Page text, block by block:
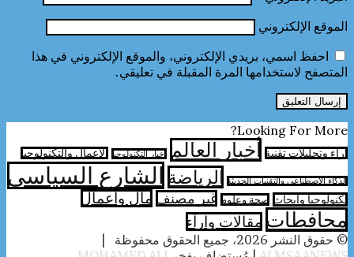
الموقع الإلكتروني
احفظ اسمي، بريدي الإلكتروني، والموقع الإلكتروني في هذا
المتصفح لاستخدامها المرة المقبلة في تعليقي.
Looking For More?
آراء وتحليلات تقنية أخبار العالم اخبار التكنولوجيا الأعمال والتكنولوجيا
الذكاء الاصطناعي والتقنيات الحديثة الرياضة الشارع السياسي
تكنولوجيا وابحاث صحة وعلوم غير مصنف مال واعمال
محافطات مقالات وارآء
© حقوق النشر 2026، جميع الحقوق محفوظة |